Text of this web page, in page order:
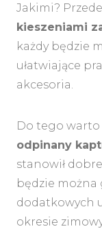
Jakimi?
kieszeniami
każdy będzie
ułatwiające
akcesoria.
Do tego warto
odpinany
stanowił
będzie można
dodatkowych
okresie